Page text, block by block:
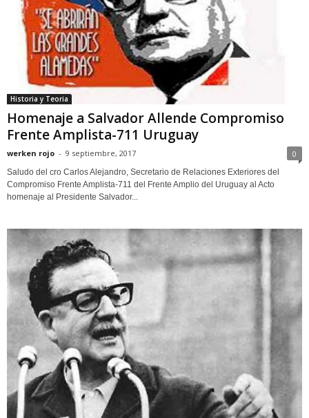
Historia y Teoria
Homenaje a Salvador Allende Compromiso
Frente Amplista-711 Uruguay
werken rojo - 9 septiembre, 2017 0
Saludo del cro Carlos Alejandro, Secretario de Relaciones Exteriores del
Compromiso Frente Amplista-711 del Frente Amplio del Uruguay al Acto
homenaje al Presidente Salvador...